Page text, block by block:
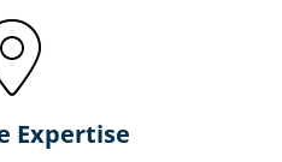
Expertise